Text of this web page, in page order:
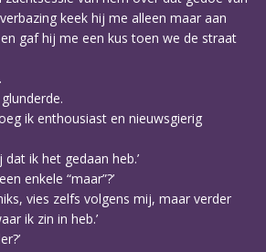
keek hij me alleen maar aan
gaf hij me een kus toen we de straat
ik enthousiast en nieuwsgierig
dat ik het gedaan heb.’
enkele “maar”?’
vies zelfs volgens mij, maar verder
ik zin in heb.’